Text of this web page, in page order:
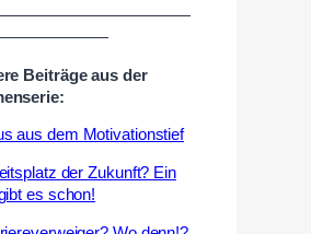
Beiträge aus der
aus dem Motivationstief
der Zukunft? Ein
es schon!